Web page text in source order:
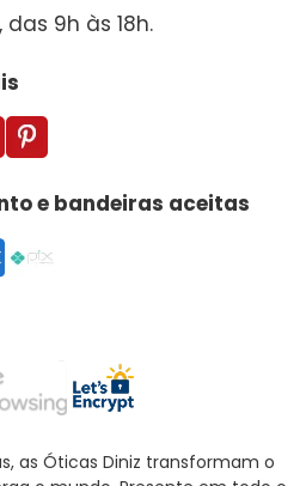
9h às 18h.
e bandeiras aceitas
as Óticas Diniz transformam o